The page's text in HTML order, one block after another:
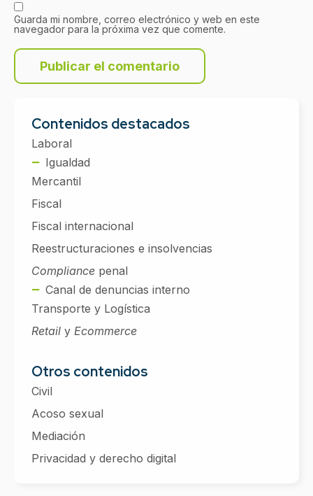
Guarda mi nombre, correo electrónico y web en este
navegador para la próxima vez que comente.
Contenidos destacados
Laboral
Igualdad
Mercantil
Fiscal
Fiscal internacional
Reestructuraciones e insolvencias
Compliance penal
Canal de denuncias interno
Transporte y Logística
Retail y Ecommerce
Otros contenidos
Civil
Acoso sexual
Mediación
Privacidad y derecho digital